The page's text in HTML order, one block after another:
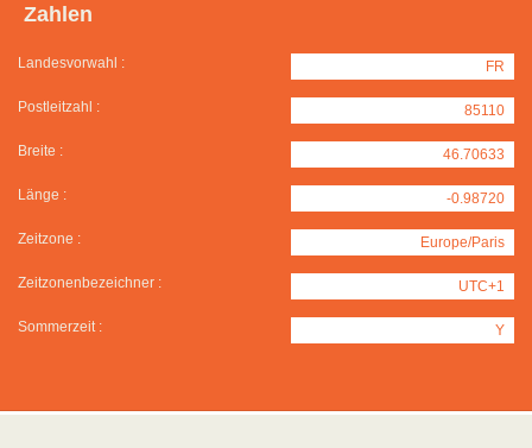
Zahlen
Landesvorwahl : FR
Postleitzahl : 85110
Breite : 46.70633
Länge : -0.98720
Zeitzone : Europe/Paris
Zeitzonenbezeichner : UTC+1
Sommerzeit : Y